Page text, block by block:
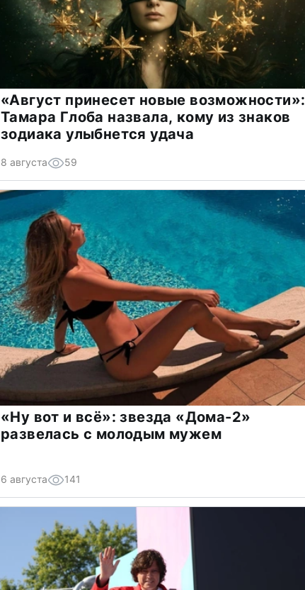
«Август принесет новые возможности»:
Тамара Глоба назвала, кому из знаков
зодиака улыбнется удача
8 августа 59
«Ну вот и всё»: звезда «Дома-2»
развелась с молодым мужем
6 августа 141